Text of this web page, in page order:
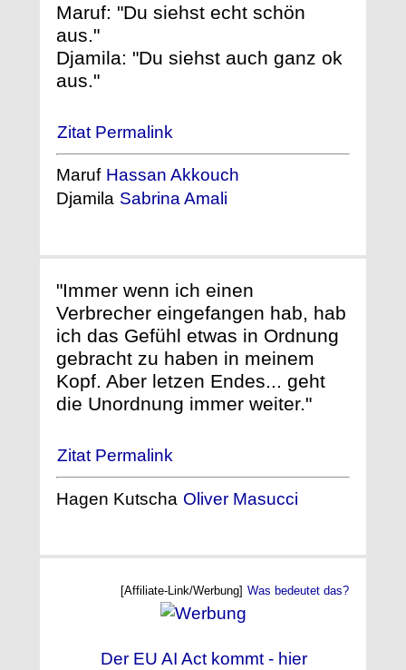
Maruf: "Du siehst echt schön
aus."
Djamila: "Du siehst auch ganz ok
aus."
Zitat Permalink
Maruf Hassan Akkouch
Djamila Sabrina Amali
"Immer wenn ich einen
Verbrecher eingefangen hab, hab
ich das Gefühl etwas in Ordnung
gebracht zu haben in meinem
Kopf. Aber letzen Endes... geht
die Unordnung immer weiter."
Zitat Permalink
Hagen Kutscha Oliver Masucci
[Affiliate-Link/Werbung] Was bedeutet das?
Der EU AI Act kommt - hier